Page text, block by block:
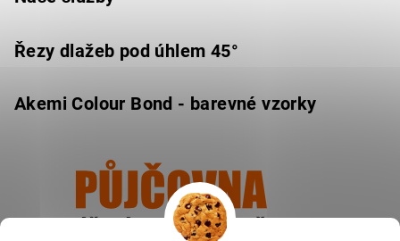
Řezy dlažeb pod úhlem 45°
Akemi Colour Bond - barevné vzorky